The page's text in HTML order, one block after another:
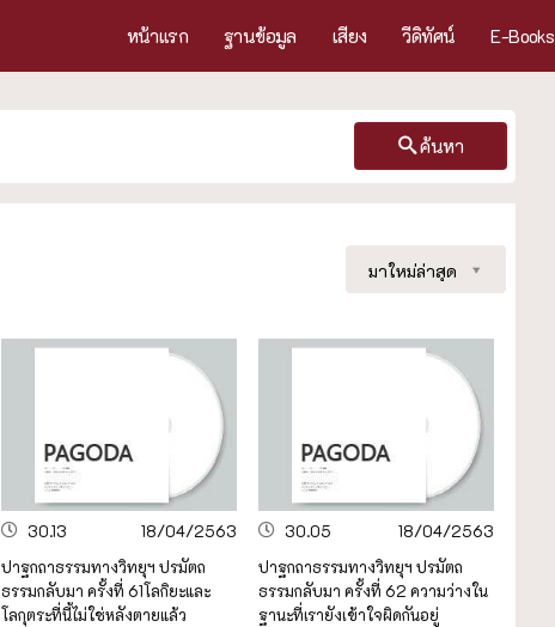
หน้าแรก ฐานข้อมูล เสียง วีดิทัศน์ E-Books
ค้นหา
มาใหม่ล่าสุด
30.13
18/04/2563
ปาฐกถาธรรมทางวิทยุฯ ปรมัตถ
ธรรมกลับมา ครั้งที่ 61โลกิยะและ
โลกุตระที่นี้ไม่ใช่หลังตายแล้ว
30.05
18/04/2563
ปาฐกถาธรรมทางวิทยุฯ ปรมัตถ
ธรรมกลับมา ครั้งที่ 62 ความว่างใน
ฐานะที่เรายังเข้าใจผิดกันอยู่